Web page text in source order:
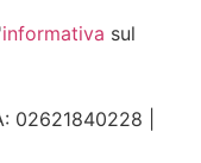
informativa sul
02621840228 |